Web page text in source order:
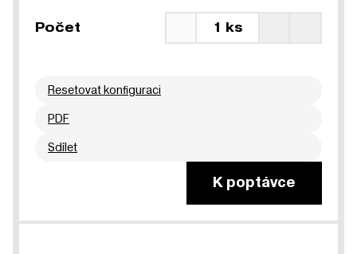
Počet 1 ks
Resetovat konfiguraci
PDF
Sdílet
K poptávce